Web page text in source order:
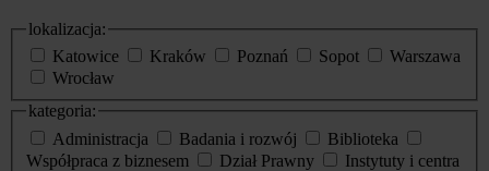
lokalizacja:
Katowice
Kraków Poznań Sopot
Warszawa
Wrocław
kategoria:
Administracja
Badania i rozwój
Biblioteka
Współpraca z biznesem
Dział Prawny
Instytuty i centra